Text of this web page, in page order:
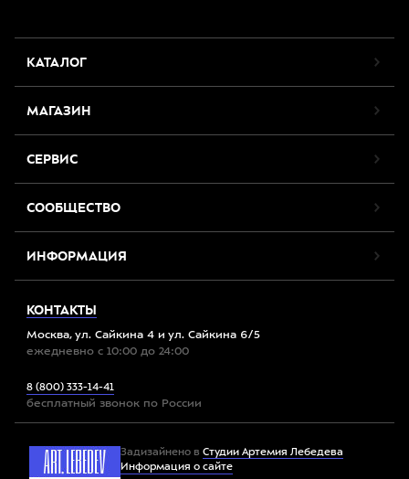
КАТАЛОГ
МАГАЗИН
СЕРВИС
СООБЩЕСТВО
ИНФОРМАЦИЯ
КОНТАКТЫ
Москва, ул. Сайкина 4 и ул. Сайкина 6/5
ежедневно с 10:00 до 24:00
8 (800) 333-14-41
бесплатный звонок по России
Задизайнено в Студии Артемия Лебедева
Информация о сайте